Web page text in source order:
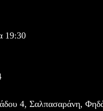
19:30
4, Σαλπασαράνη,